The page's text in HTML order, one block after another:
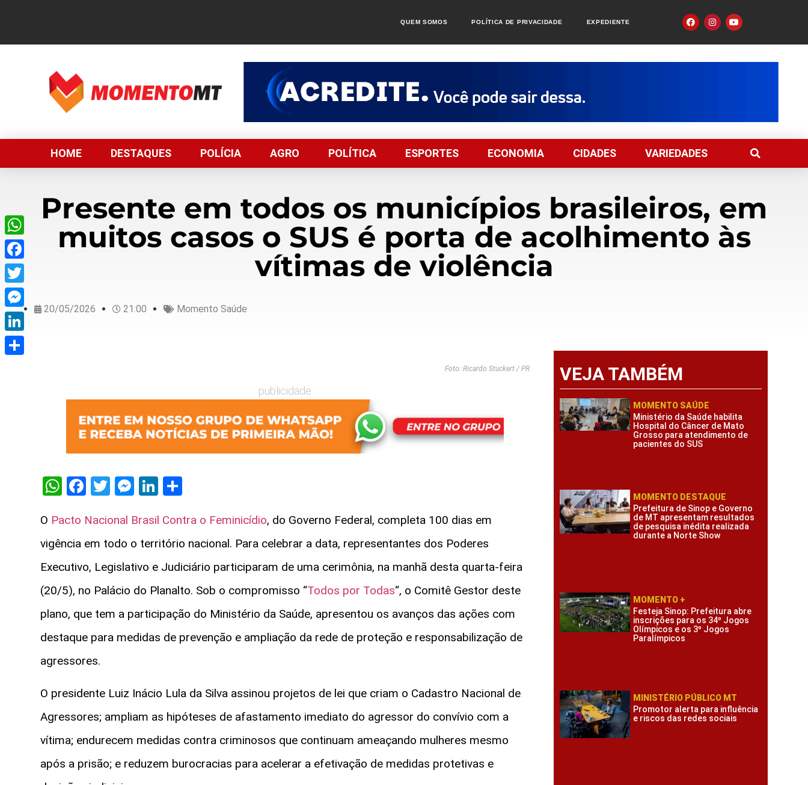
QUEM SOMOS POLÍTICA DE PRIVACIDADE EXPEDIENTE
HOME DESTAQUES POLÍCIA AGRO POLÍTICA ESPORTES ECONOMIA CIDADES VARIEDADES
Presente em todos os municípios brasileiros, em
muitos casos o SUS é porta de acolhimento às
vítimas de violência
20/05/2026 21:00 Momento Saúde
Foto: Ricardo Stuckert / PR
publicidade
WhatsApp
Facebook
TwitterMessenger
LinkedIn
O Pacto Nacional Brasil Contra o Feminicídio, do Governo Federal, completa 100 dias em
vigência em todo o território nacional. Para celebrar a data, representantes dos Poderes
Executivo, Legislativo e Judiciário participaram de uma cerimônia, na manhã desta quarta-feira
(20/5), no Palácio do Planalto. Sob o compromisso “Todos por Todas“, o Comitê Gestor deste
plano, que tem a participação do Ministério da Saúde, apresentou os avanços das ações com
destaque para medidas de prevenção e ampliação da rede de proteção e responsabilização de
agressores.
O presidente Luiz Inácio Lula da Silva assinou projetos de lei que criam o Cadastro Nacional de
Agressores; ampliam as hipóteses de afastamento imediato do agressor do convívio com a
vítima; endurecem medidas contra criminosos que continuam ameaçando mulheres mesmo
após a prisão; e reduzem burocracias para acelerar a efetivação de medidas protetivas e
VEJA TAMBÉM
MOMENTO SAÚDE
Ministério da Saúde habilita
Hospital do Câncer de Mato
Grosso para atendimento de
pacientes do SUS
MOMENTO DESTAQUE
Prefeitura de Sinop e Governo
de MT apresentam resultados
de pesquisa inédita realizada
durante a Norte Show
MOMENTO +
Festeja Sinop: Prefeitura abre
inscrições para os 34º Jogos
Olímpicos e os 3º Jogos
Paralímpicos
MINISTÉRIO PÚBLICO MT
Promotor alerta para influência
e riscos das redes sociais
WhatsApp
Facebook
Twitter
Messenger
LinkedIn